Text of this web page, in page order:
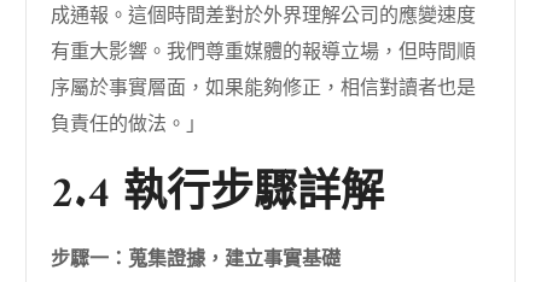
成通報。這個時間差對於外界理解公司的應變速度
有重大影響。我們尊重媒體的報導立場，但時間順
序屬於事實層面，如果能夠修正，相信對讀者也是
負責任的做法。」
2.4 執行步驟詳解
步驟一：蒐集證據，建立事實基礎